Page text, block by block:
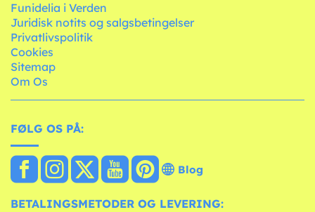
Funidelia i Verden
Juridisk notits og salgsbetingelser
Privatlivspolitik
Cookies
Sitemap
Om Os
FØLG OS PÅ:
Blog
BETALINGSMETODER OG LEVERING: